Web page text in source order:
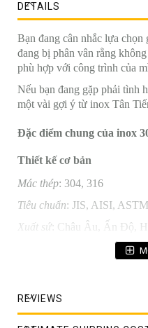
DETAILS
Bạn đang cân nhắc lựa chọn
đang bị phân vân rằng
phù hợp với công trình của
Nếu bạn đang gặp phải tình
một vài gợi ý từ inox Tân
Đặc điểm chung của inox
Thiết kế cơ bản
Mác thép: 304, 316
Tiêu chuẩn: JIS, AISI,
Xuất sứ: Châu Âu, Ấn Độ,
: Gia công cơ khí,
măng, đóng tàu, kết cấu
REVIEWS